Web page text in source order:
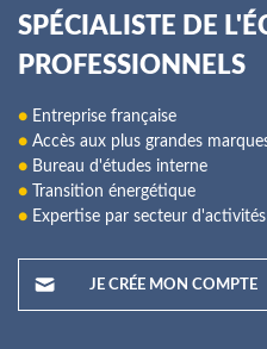
SPÉCIALISTE DE
PROFESSIONNELS
● Entreprise française
● Accès aux plus grandes
● Bureau d'études interne
● Transition énergétique
● Expertise par secteur d'activités
JE CRÉE MON COMPTE